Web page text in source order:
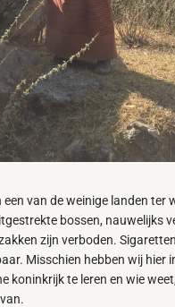
van de weinige landen ter
bossen, nauwelijks
zijn verboden.
Misschien hebben wij hier
koninkrijk te leren en wie